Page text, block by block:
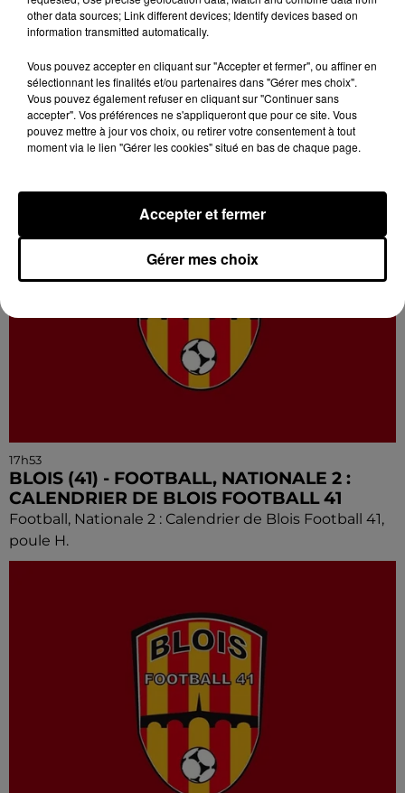
BLOIS (41) - FOOTBALL, NATIONALE 2 :
CALENDRIER DE BLOIS FOOTBALL 41
Football, Nationale 2 : Calendrier de Blois Football 41,
poule H.
17h53
BLOIS (41) - FOOTBALL, NATIONALE 2 :
CALENDRIER DE BLOIS FOOTBALL 41
Football, Nationale 2 : Calendrier de Blois Football 41,
poule H.
other data sources; Link different devices; Identify devices based on
information transmitted automatically.
Vous pouvez accepter en cliquant sur "Accepter et fermer", ou affiner en
sélectionnant les finalités et/ou partenaires dans "Gérer mes choix".
Vous pouvez également refuser en cliquant sur "Continuer sans
accepter". Vos préférences ne s'appliqueront que pour ce site. Vous
pouvez mettre à jour vos choix, ou retirer votre consentement à tout
moment via le lien "Gérer les cookies" situé en bas de chaque page.
Gérer mes choix
Accepter et fermer